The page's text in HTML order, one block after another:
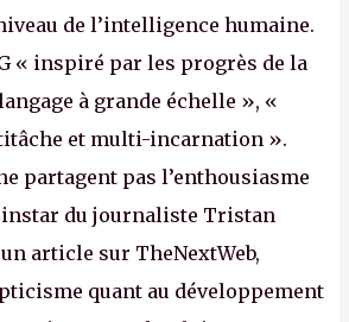
de l’intelligence humaine.
« inspiré par les progrès de la
à grande échelle », «
et multi-incarnation ».
partagent pas l’enthousiasme
du journaliste Tristan
article sur TheNextWeb,
quant au développement